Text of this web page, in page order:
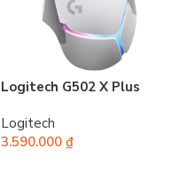
Logitech G502 X Plus
Logitech
3.590.000 ₫